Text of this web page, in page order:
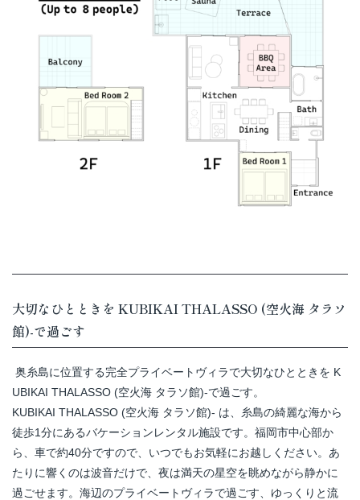
大切なひとときを KUBIKAI THALASSO (空火海 タラソ
館)-で過ごす
奥糸島に位置する完全プライベートヴィラで大切なひとときを K
UBIKAI THALASSO (空火海 タラソ館)-で過ごす。
KUBIKAI THALASSO (空火海 タラソ館)- は、糸島の綺麗な海から
徒歩1分にあるバケーションレンタル施設です。福岡市中心部か
ら、車で約40分ですので、いつでもお気軽にお越しください。あ
たりに響くのは波音だけで、夜は満天の星空を眺めながら静かに
過ごせます。海辺のプライベートヴィラで過ごす、ゆっくりと流